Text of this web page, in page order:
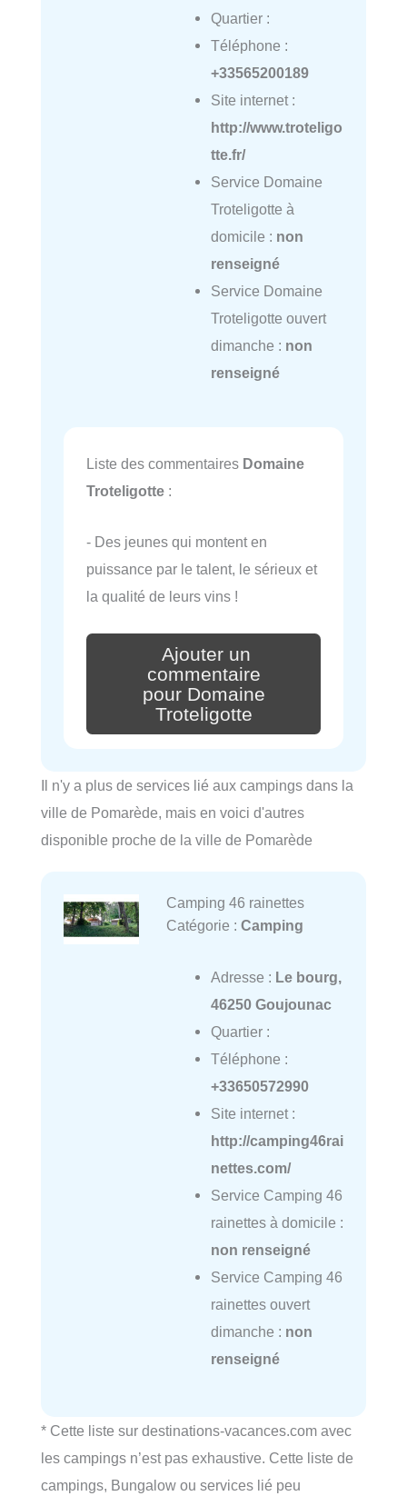
Quartier :
Téléphone :
+33565200189
Site internet :
http://www.troteligo
tte.fr/
Service Domaine
Troteligotte à
domicile : non
renseigné
Service Domaine
Troteligotte ouvert
dimanche : non
renseigné
Liste des commentaires Domaine
Troteligotte :
- Des jeunes qui montent en
puissance par le talent, le sérieux et
la qualité de leurs vins !
Ajouter un
commentaire
pour Domaine
Troteligotte
Il n'y a plus de services lié aux campings dans la
ville de Pomarède, mais en voici d'autres
disponible proche de la ville de Pomarède
Camping 46 rainettes
Catégorie : Camping
Adresse : Le bourg,
46250 Goujounac
Quartier :
Téléphone :
+33650572990
Site internet :
http://camping46rai
nettes.com/
Service Camping 46
rainettes à domicile :
non renseigné
Service Camping 46
rainettes ouvert
dimanche : non
renseigné
* Cette liste sur destinations-vacances.com avec
les campings n’est pas exhaustive. Cette liste de
campings, Bungalow ou services lié peu